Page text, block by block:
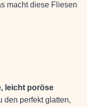
macht diese Fliesen
leicht poröse
den perfekt glatten,